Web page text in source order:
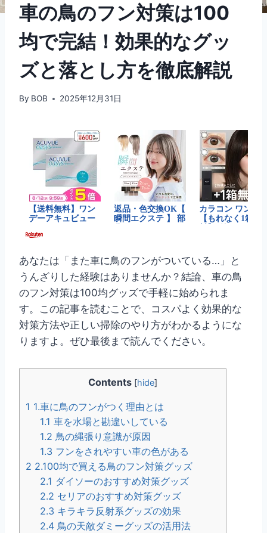
車の鳥のフン対策は100
均で完結！効果的なグッ
ズと落とし方を徹底解説
By BOB 2025年12月31日
あなたは「また車に鳥のフンがついている…」と
うんざりした経験はありませんか？結論、車の鳥
のフン対策は100均グッズで手軽に始められま
す。この記事を読むことで、コスパよく効果的な
対策方法や正しい掃除のやり方がわかるようにな
りますよ。ぜひ最後まで読んでください。
Contents [hide]
1 1.車に鳥のフンがつく理由とは
1.1 車を水場と勘違いしている
1.2 鳥の縄張り意識が原因
1.3 フンをされやすい車の色がある
2 2.100均で買える鳥のフン対策グッズ
2.1 ダイソーのおすすめ対策グッズ
2.2 セリアのおすすめ対策グッズ
2.3 キラキラ反射系グッズの効果
2.4 鳥の天敵ダミーグッズの活用法